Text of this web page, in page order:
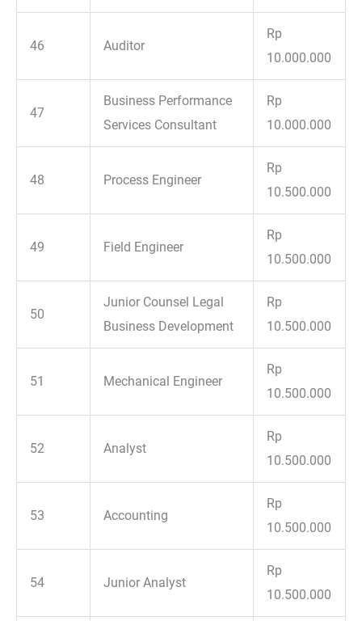
46 Auditor
Rp
10.000.000
47
Business Performance
Services Consultant
Rp
10.000.000
48 Process Engineer
Rp
10.500.000
49 Field Engineer
Rp
10.500.000
50
Junior Counsel Legal
Business Development
Rp
10.500.000
51 Mechanical Engineer
Rp
10.500.000
52 Analyst
Rp
10.500.000
53 Accounting
Rp
10.500.000
54 Junior Analyst
Rp
10.500.000